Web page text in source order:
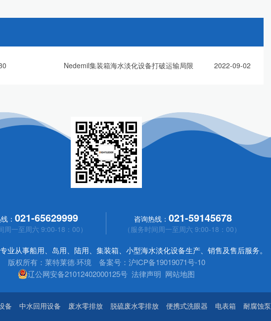
Nedemil集装箱海水淡化设备打破运输局限 2022-09-02
： 021-65629999
周一至周六 9:00-18：00）
咨询热线： 021-59145678
（服务时间周一至周六 9:00-18：00）
业从事船用、岛用、陆用、集装箱、小型海水淡化设备生产、销售及售后服务。
版权所有：莱特莱德·环境 备案号： 沪ICP备19019071号-10
辽公网安备21012402000125号 法律声明 网站地图
备 中水回用设备 废水零排放 脱硫废水零排放 便携式洗眼器 电表箱 耐腐蚀泵